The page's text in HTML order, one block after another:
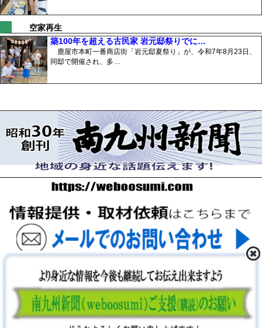
空家再生
築100年を超える古民家 岩元邸祭りでに…
鹿屋市本町一番商店街「岩元邸夏祭り」が、令和7年8月23日、
同邸で開催され、多…
〒893-0061 鹿児島県鹿屋市上谷町9-5-5 FAX 0994-42-
3547